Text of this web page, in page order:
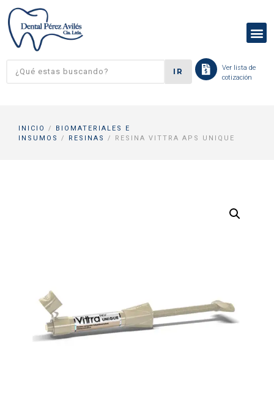
IR
Ver lista de
cotización
INICIO /
BIOMATERIALES E
INSUMOS
/ RESINAS / RESINA VITTRA APS UNIQUE